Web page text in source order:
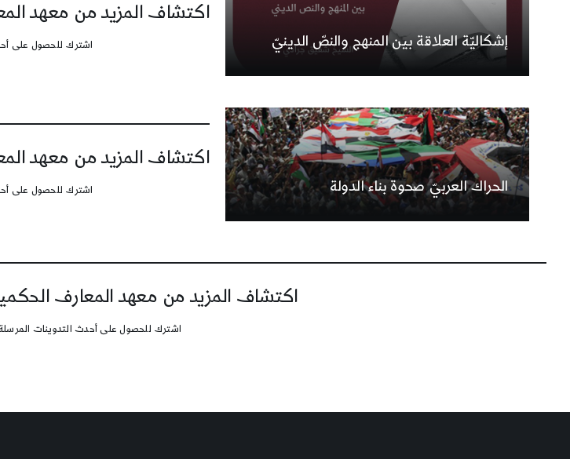
إشكاليّة العلاقة بين المنهج والنصّ الدينيّ
اكتشاف المزيد من معهد
اشترك للحصول على
الحراك العربيّ صحوة بناء الدولة
اكتشاف المزيد من معهد
اشترك للحصول على
اكتشاف المزيد من معهد المعارف
اشترك للحصول على أحدث التدوينات